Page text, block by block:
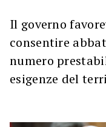
Il governo
consentire
numero
esigenze del